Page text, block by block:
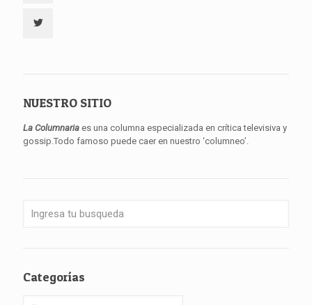
NUESTRO SITIO
La Columnaria es una columna especializada en crítica televisiva y
gossip.Todo famoso puede caer en nuestro ‘columneo’.
Categorías